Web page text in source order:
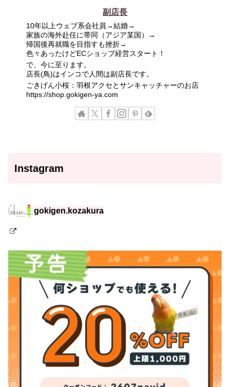
副店長
10年以上ウェブ系会社員→結婚→
家族の海外赴任に帯同（アジア某国）→
帰国後再就職を目指すも挫折→
色々あったけどECショップ経営スタート！
で、今に至ります。
店長(鳥)はインコで人間は副店長です。
ごきげん小桜：羽根アクセとサンキャッチャーのお店
https://shop.gokigen-ya.com
Instagram
gokigen.kozakura